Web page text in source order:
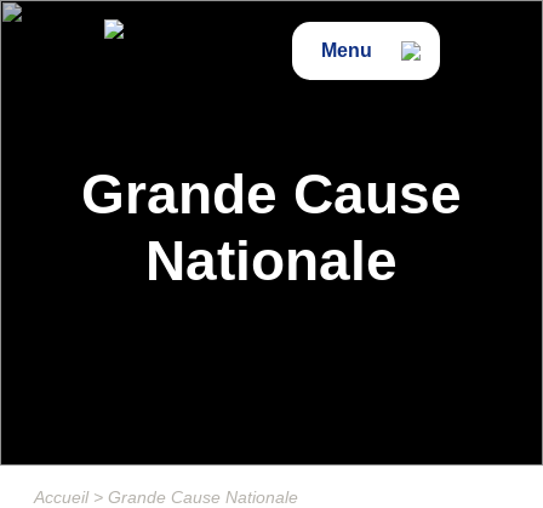
Menu
Grande Cause
Nationale
Accueil> Grande Cause Nationale